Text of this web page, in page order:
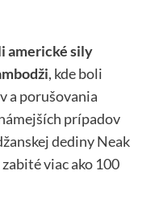
americké sily
, kde boli
a porušovania
prípadov
dediny Neak
viac ako 100